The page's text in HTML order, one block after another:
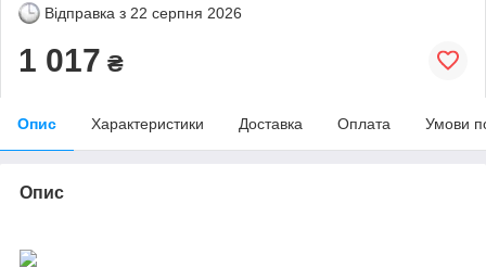
Відправка з 22 серпня 2026
1 017 ₴
Опис Характеристики Доставка Оплата Умови
Опис